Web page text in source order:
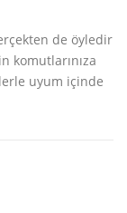
de öyledir
komutlarınıza
uyum içinde